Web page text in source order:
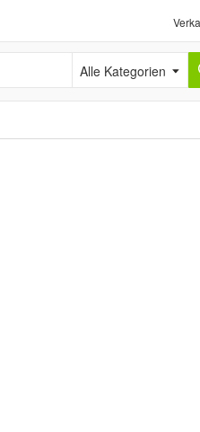
Alle Kategorien